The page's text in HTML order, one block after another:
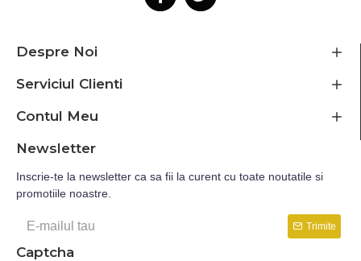
Despre Noi
Serviciul Clienti
Contul Meu
Newsletter
Inscrie-te la newsletter ca sa fii la curent cu toate noutatile si
promotiile noastre.
Trimite
Captcha